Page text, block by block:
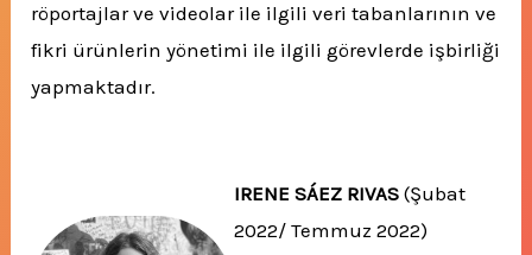
röportajlar ve videolar ile ilgili veri tabanlarının ve
fikri ürünlerin yönetimi ile ilgili görevlerde işbirliği
yapmaktadır.
IRENE SÁEZ RIVAS(Şubat
2022/ Temmuz 2022)